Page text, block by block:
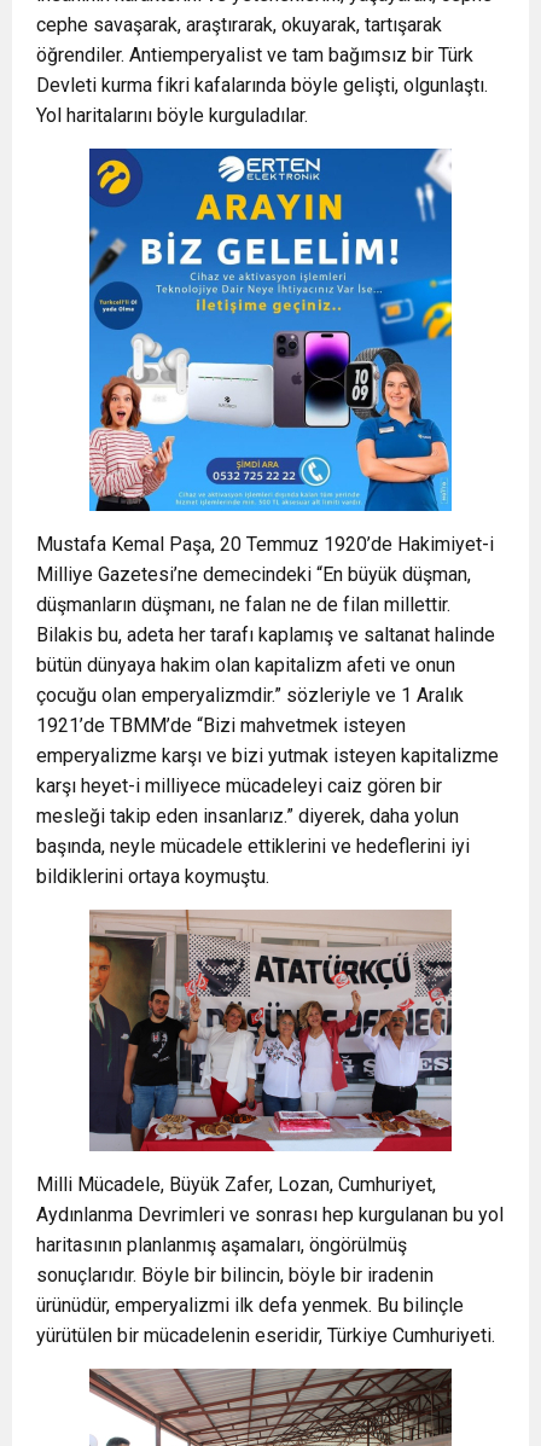
cephe savaşarak, araştırarak, okuyarak, tartışarak
öğrendiler. Antiemperyalist ve tam bağımsız bir Türk
Devleti kurma fikri kafalarında böyle gelişti, olgunlaştı.
Yol haritalarını böyle kurguladılar.
Mustafa Kemal Paşa, 20 Temmuz 1920’de Hakimiyet-i
Milliye Gazetesi’ne demecindeki “En büyük düşman,
düşmanların düşmanı, ne falan ne de filan millettir.
Bilakis bu, adeta her tarafı kaplamış ve saltanat halinde
bütün dünyaya hakim olan kapitalizm afeti ve onun
çocuğu olan emperyalizmdir.” sözleriyle ve 1 Aralık
1921’de TBMM’de “Bizi mahvetmek isteyen
emperyalizme karşı ve bizi yutmak isteyen kapitalizme
karşı heyet-i milliyece mücadeleyi caiz gören bir
mesleği takip eden insanlarız.” diyerek, daha yolun
başında, neyle mücadele ettiklerini ve hedeflerini iyi
bildiklerini ortaya koymuştu.
Milli Mücadele, Büyük Zafer, Lozan, Cumhuriyet,
Aydınlanma Devrimleri ve sonrası hep kurgulanan bu yol
haritasının planlanmış aşamaları, öngörülmüş
sonuçlarıdır. Böyle bir bilincin, böyle bir iradenin
ürünüdür, emperyalizmi ilk defa yenmek. Bu bilinçle
yürütülen bir mücadelenin eseridir, Türkiye Cumhuriyeti.